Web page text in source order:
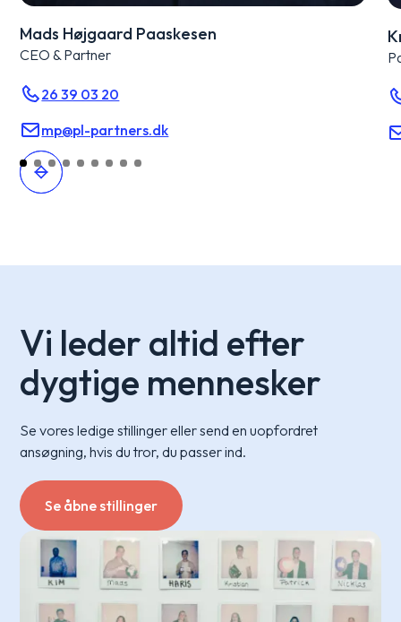
Mads Højgaard Paaskesen
CEO & Partner
26 39 03 20
mp@pl-partners.dk
Vi leder altid efter
dygtige mennesker
Se vores ledige stillinger eller send en uopfordret
ansøgning, hvis du tror, du passer ind.
Se åbne stillinger